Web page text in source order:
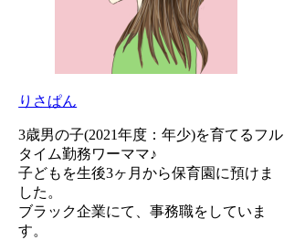
りさぱん
3歳男の子(2021年度：年少)を育てるフル
タイム勤務ワーママ♪
子どもを生後3ヶ月から保育園に預けま
した。
ブラック企業にて、事務職をしていま
す。